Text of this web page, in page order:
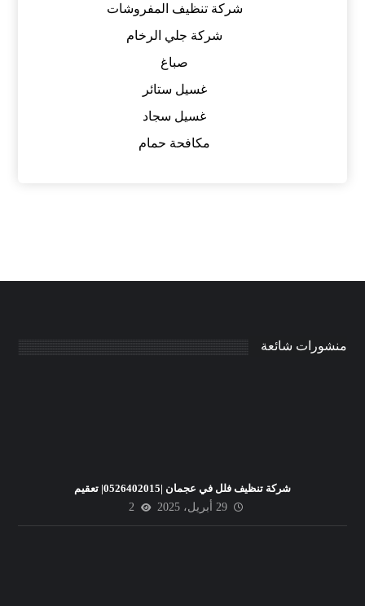
شركة تنظيف المفروشات
شركة جلي الرخام
صباغ
غسيل ستائر
غسيل سجاد
مكافحة حمام
منشورات شائعة
شركة تنظيف فلل في عجمان |0526402015| تعقيم
29 أبريل، 2025
2